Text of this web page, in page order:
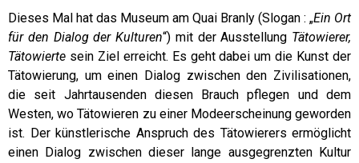
Dieses Mal hat das Museum am Quai Branly (Slogan : „Ein Ort
für den Dialog der Kulturen“) mit der Ausstellung Tätowierer,
Tätowierte sein Ziel erreicht. Es geht dabei um die Kunst der
Tätowierung, um einen Dialog zwischen den Zivilisationen,
die seit Jahrtausenden diesen Brauch pflegen und dem
Westen, wo Tätowieren zu einer Modeerscheinung geworden
ist. Der künstlerische Anspruch des Tätowierers ermöglicht
einen Dialog zwischen dieser lange ausgegrenzten Kultur